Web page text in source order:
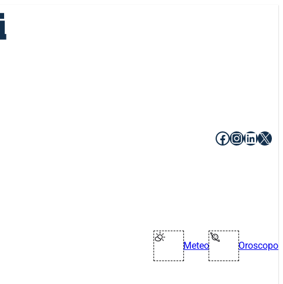
Facebook
X
Meteo Oroscopo